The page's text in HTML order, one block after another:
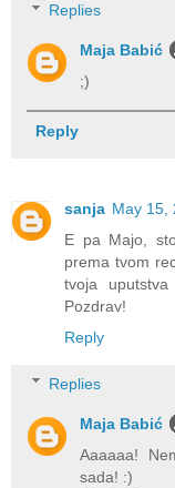
Replies
Maja Babić
;)
Reply
sanja May 15,
E pa Majo,
prema tvom
tvoja
Pozdrav!
Reply
Replies
Maja Babić
Aaaaaa!
sada! :)